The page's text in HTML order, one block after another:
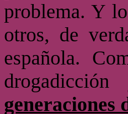
problema. Y
otros, de
española.
generaciones